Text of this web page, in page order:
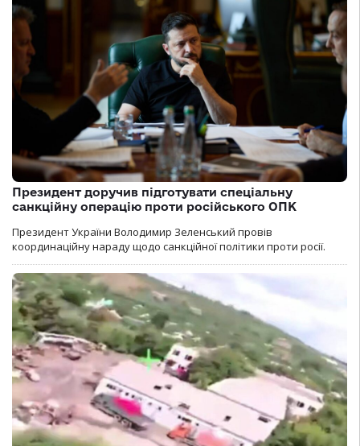
Президент доручив підготувати спеціальну
санкційну операцію проти російського ОПК
Президент України Володимир Зеленський провів
координаційну нараду щодо санкційної політики проти росії.